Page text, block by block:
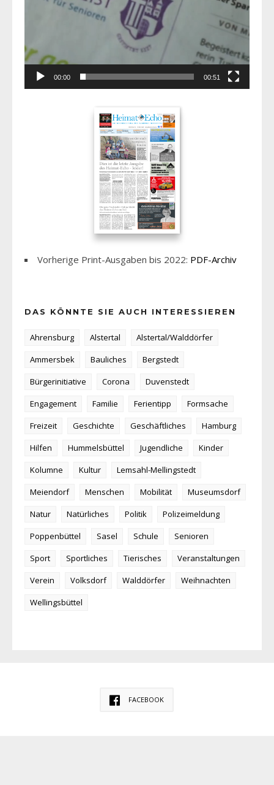
00:00 00:51
Vorherige Print-Ausgaben bis 2022: PDF-Archiv
DAS KÖNNTE SIE AUCH INTERESSIEREN
Ahrensburg Alstertal
Alstertal/Walddörfer
Ammersbek
Bauliches
Bergstedt
Bürgerinitiative
Corona
Duvenstedt
Engagement
Familie Ferientipp
Formsache
Freizeit
Geschichte Geschäftliches
Hamburg
Hilfen
Hummelsbüttel Jugendliche
Kinder
Kolumne
Kultur
Lemsahl-Mellingstedt
Meiendorf
Menschen Mobilität
Museumsdorf
Natur
Natürliches Politik
Polizeimeldung
Poppenbüttel
Sasel Schule
Senioren
Sport
Sportliches Tierisches
Veranstaltungen
Verein
Volksdorf Walddörfer
Weihnachten
Wellingsbüttel
FACEBOOK